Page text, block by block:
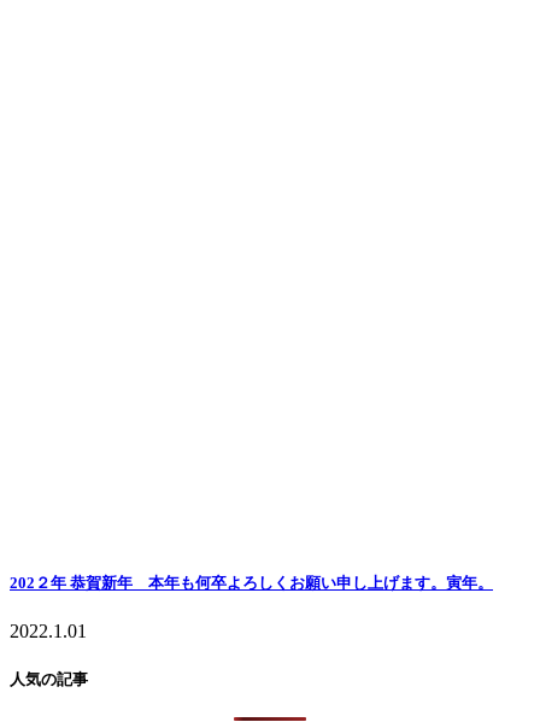
202２年 恭賀新年 本年も何卒よろしくお願い申し上げます。寅年。
2022.1.01
人気の記事